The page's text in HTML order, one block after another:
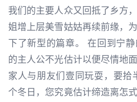
我们的主要人众又回抵了乡方
姐增上层美雪姑姑再续前缘，
下了新型的篇章。 在回到宁
的主人公不光估计以便尽情地
家人与朋友们壹同玩耍，要拾
个冬日，您究竟估计缔造离怎